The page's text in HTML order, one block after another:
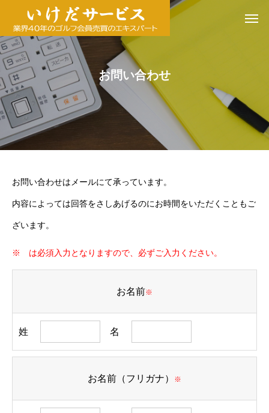
お問い合わせ
お問い合わせはメールにて承っています。
内容によっては回答をさしあげるのにお時間をいただくこともご
ざいます。
※ は必須入力となりますので、必ずご入力ください。
お名前※
姓 名
お名前（フリガナ） ※